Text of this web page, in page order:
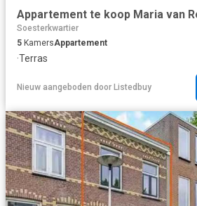
Soesterkwartier
5 KamersAppartement
·Terras
Nieuw aangeboden door Listedbuy